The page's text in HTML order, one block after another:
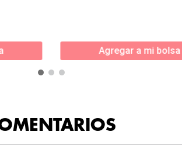
Agregar a mi bolsa